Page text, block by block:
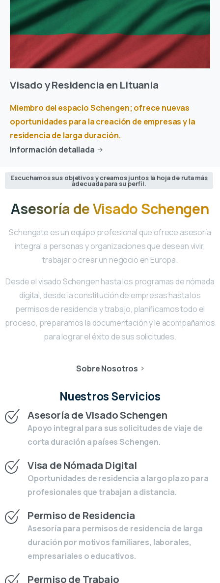
Visado y Residencia en Lituania
Miembro del espacio Schengen; ofrece nuevas
oportunidades para la creación de empresas y la
residencia de larga duración.
Información detallada
Escuchamos sus objetivos y creamos juntos la hoja de ruta más
adecuada para su perfil.
Asesoría deVisado Schengen
Schengate es un equipo profesional que ofrece asesoría
integral a personas y organizaciones que desean vivir,
trabajar o crear un negocio en Europa.
Desde el visado Schengen hasta los programas de nómada
digital, desde la constitución de empresas hasta los
permisos de residencia y trabajo, planificamos todo el
proceso, preparamos la documentación y le acompañamos
para lograr el éxito de sus solicitudes.
Sobre Nosotros
Nuestros Servicios
Asesoría de Visado Schengen
Apoyo integral para sus solicitudes de viaje de
corta duración a países Schengen.
Visa de Nómada Digital
Oportunidades de residencia a largo plazo para
profesionales que trabajan a distancia.
Permiso de Residencia
Asesoría para permisos de residencia de larga
duración por motivos familiares, laborales,
empresariales o educativos.
Permiso de Trabajo